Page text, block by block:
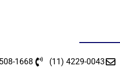
1668 (11) 4229-0043